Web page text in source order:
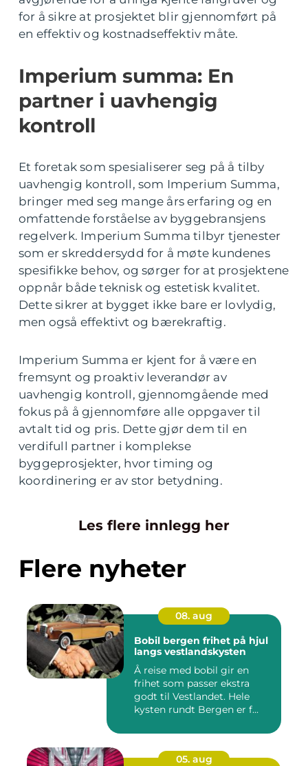
for å sikre at prosjektet blir gjennomført på
en effektiv og kostnadseffektiv måte.
Imperium summa: En
partner i uavhengig
kontroll
Et foretak som spesialiserer seg på å tilby
uavhengig kontroll, som Imperium Summa,
bringer med seg mange års erfaring og en
omfattende forståelse av byggebransjens
regelverk. Imperium Summa tilbyr tjenester
som er skreddersydd for å møte kundenes
spesifikke behov, og sørger for at prosjektene
oppnår både teknisk og estetisk kvalitet.
Dette sikrer at bygget ikke bare er lovlydig,
men også effektivt og bærekraftig.
Imperium Summa er kjent for å være en
fremsynt og proaktiv leverandør av
uavhengig kontroll, gjennomgående med
fokus på å gjennomføre alle oppgaver til
avtalt tid og pris. Dette gjør dem til en
verdifull partner i komplekse
byggeprosjekter, hvor timing og
koordinering er av stor betydning.
Les flere innlegg her
Flere nyheter
08. aug
Bobil bergen frihet på hjul
langs vestlandskysten
Å reise med bobil gir en
frihet som passer ekstra
godt til Vestlandet. Hele
kysten rundt Bergen er f...
05. aug